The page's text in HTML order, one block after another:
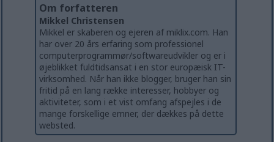
Om forfatteren
Mikkel Christensen
Mikkel er skaberen og ejeren af miklix.com. Han
har over 20 års erfaring som professionel
computerprogrammør/softwareudvikler og er i
øjeblikket fuldtidsansat i en stor europæisk IT-
virksomhed. Når han ikke blogger, bruger han sin
fritid på en lang række interesser, hobbyer og
aktiviteter, som i et vist omfang afspejles i de
mange forskellige emner, der dækkes på dette
websted.